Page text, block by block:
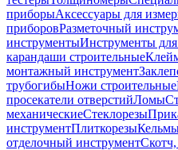
приборыАксессуары для
приборовРазметочный
инструментыИнструменты для
карандаши строительные
монтажный инструмент
трубогибыНожи строительные
просекатели отверстийЛомы
механическиеСтеклорезы
инструментПлиткорезы
отделочный инструмент